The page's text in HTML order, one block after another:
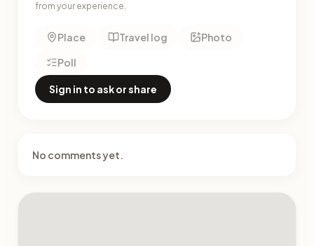
from your experience.
Place Travel log
Photo
Poll
Sign in to ask or share
No comments yet.